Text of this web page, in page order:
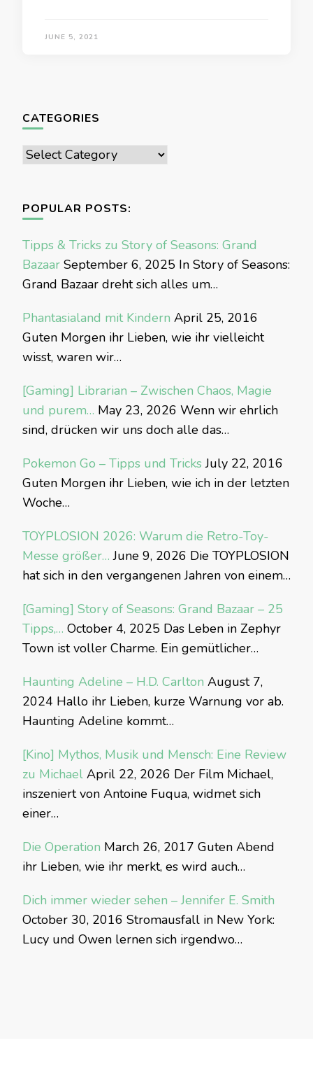
JUNE 5, 2021
CATEGORIES
Categories
POPULAR POSTS:
Tipps & Tricks zu Story of Seasons: Grand
Bazaar September 6, 2025 In Story of Seasons:
Grand Bazaar dreht sich alles um…
Phantasialand mit Kindern April 25, 2016
Guten Morgen ihr Lieben, wie ihr vielleicht
wisst, waren wir…
[Gaming] Librarian – Zwischen Chaos, Magie
und purem… May 23, 2026 Wenn wir ehrlich
sind, drücken wir uns doch alle das…
Pokemon Go – Tipps und Tricks July 22, 2016
Guten Morgen ihr Lieben, wie ich in der letzten
Woche…
TOYPLOSION 2026: Warum die Retro-Toy-
Messe größer… June 9, 2026 Die TOYPLOSION
hat sich in den vergangenen Jahren von einem…
[Gaming] Story of Seasons: Grand Bazaar – 25
Tipps,… October 4, 2025 Das Leben in Zephyr
Town ist voller Charme. Ein gemütlicher…
Haunting Adeline – H.D. Carlton August 7,
2024 Hallo ihr Lieben, kurze Warnung vor ab.
Haunting Adeline kommt…
[Kino] Mythos, Musik und Mensch: Eine Review
zu Michael April 22, 2026 Der Film Michael,
inszeniert von Antoine Fuqua, widmet sich
einer…
Die Operation March 26, 2017 Guten Abend
ihr Lieben, wie ihr merkt, es wird auch…
Dich immer wieder sehen – Jennifer E. Smith
October 30, 2016 Stromausfall in New York:
Lucy und Owen lernen sich irgendwo…